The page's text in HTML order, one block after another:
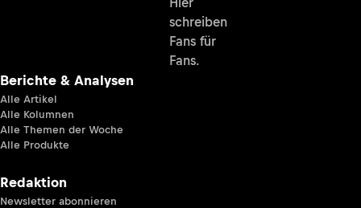
schreiben
Fans für
Fans.
Berichte & Analysen
Alle Artikel
Alle Kolumnen
Alle Themen der Woche
Alle Produkte
Redaktion
Newsletter abonnieren